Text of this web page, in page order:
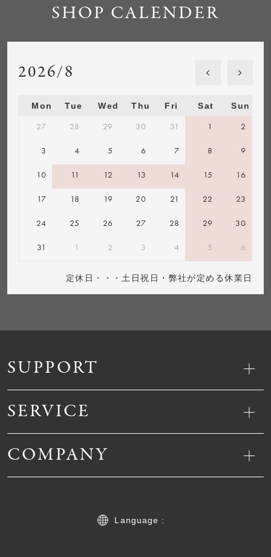
SUPPORT
SERVICE
COMPANY
Language :
SHOP CALENDER
2026/8
Mon Tue Wed Thu Fri Sat Sun
27 28 29 30 31 1 2
3 4 5 6 7 8 9
10 11 12 13 14 15 16
17 18 19 20 21 22 23
24 25 26 27 28 29 30
31 1 2 3 4 5 6
定休日・・・土日祝日・弊社が定める休業日